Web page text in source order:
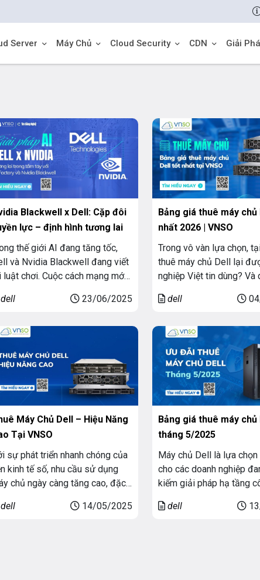
Server Máy Chủ Cloud Security CDN Giải
Blackwell x Dell: Cặp đôi
lực – định hình tương lai
thế giới AI đang tăng tốc,
và Nvidia Blackwell đang viết
luật chơi. Cuộc cách mạng mới
nhân tạo”. Sự kết hợp giữa máy
từ Nvidia là bước nhảy
dell 23/06/2025
Bảng giá thuê máy
nhất 2026 | VNSO
Trong vô vàn lựa chọn,
thuê máy chủ Dell lại
nghiệp Việt tin dùng? Và
chủ Dell tại Việt Nam là
đưa ra bảng giá cụ thể
giúp bạn hiểu […]
dell
Máy Chủ Dell – Hiệu Năng
Tại VNSO
sự phát triển nhanh chóng của
kinh tế số, nhu cầu sử dụng
chủ ngày càng tăng cao, đặc
thống phần mềm, website, lưu
dell 14/05/2025
Bảng giá thuê máy chủ
tháng 5/2025
Máy chủ Dell là lựa
cho các doanh nghiệp
kiếm giải pháp hạ tầng
năng mở rộng linh hoạt.
dell